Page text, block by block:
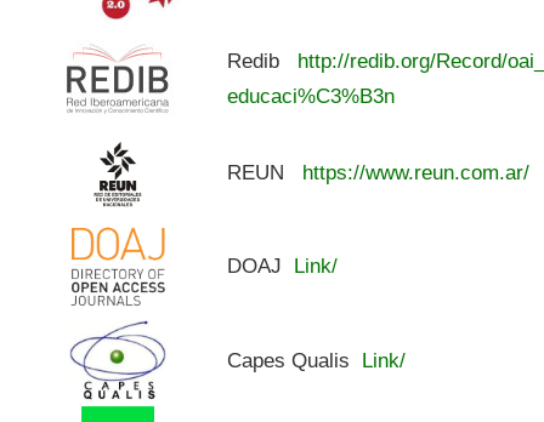
Redib
http://redib.org/Record/
educaci%C3%B3n
REUN https://www.reun.com.ar/
DOAJ Link/
Capes Qualis Link/